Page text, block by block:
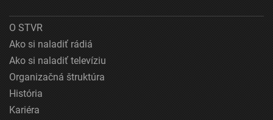
O STVR
Ako si naladiť rádiá
Ako si naladiť televíziu
Organizačná štruktúra
História
Kariéra